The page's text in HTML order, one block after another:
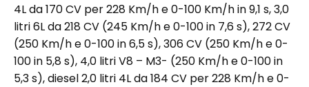
4L da 170 CV per 228 Km/h e 0-100 Km/h in 9,1 s, 3,0
litri 6L da 218 CV (245 Km/h e 0-100 in 7,6 s), 272 CV
(250 Km/h e 0-100 in 6,5 s), 306 CV (250 Km/h e 0-
100 in 5,8 s), 4,0 litri V8 – M3- (250 Km/h e 0-100 in
5,3 s), diesel 2,0 litri 4L da 184 CV per 228 Km/h e 0-